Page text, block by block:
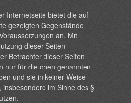
Internetseite bietet die auf
gezeigten Gegenstände
an. Mit
dieser Seiten
Betrachter dieser Seiten
nur für die oben genannten
und sie in keiner Weise
insbesondere im Sinne des §